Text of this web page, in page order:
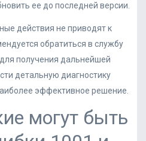
ее до последней версии.
действия не приводят к
обратиться в службу
получения дальнейшей
детальную диагностику
эффективное решение.
могут быть